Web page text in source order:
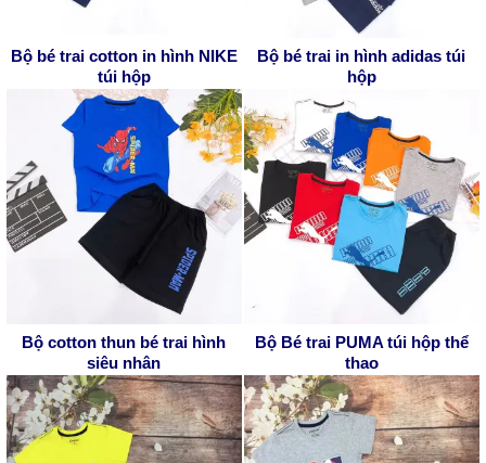
Bộ bé trai cotton in hình NIKE
túi hộp
Bộ bé trai in hình adidas túi
hộp
Bộ cotton thun bé trai hình
siêu nhân
Bộ Bé trai PUMA túi hộp thể
thao